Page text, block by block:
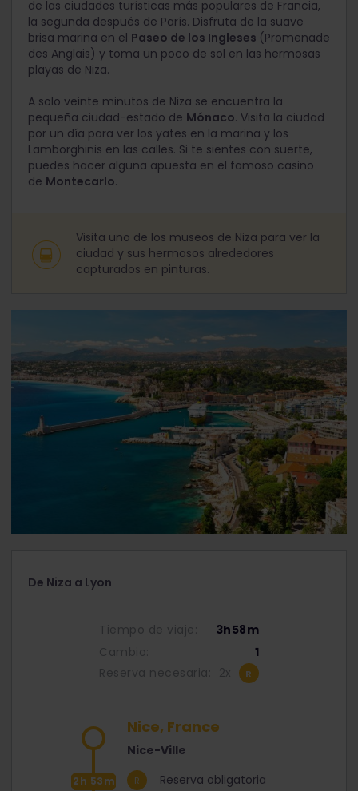
de las ciudades turísticas más populares de Francia,
la segunda después de París. Disfruta de la suave
brisa marina en el Paseo de los Ingleses (Promenade
des Anglais) y toma un poco de sol en las hermosas
playas de Niza.
A solo veinte minutos de Niza se encuentra la
pequeña ciudad-estado de Mónaco. Visita la ciudad
por un día para ver los yates en la marina y los
Lamborghinis en las calles. Si te sientes con suerte,
puedes hacer alguna apuesta en el famoso casino
de Montecarlo.
Visita uno de los museos de Niza para ver la
ciudad y sus hermosos alrededores
capturados en pinturas.
De Niza a Lyon
Tiempo de viaje:
3h58m
Cambio:
1
Reserva necesaria:
2x
Nice, France
Nice-Ville
2h 53m Reserva obligatoria